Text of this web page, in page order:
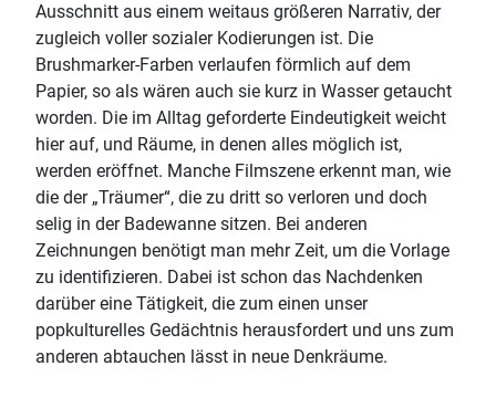
Ausschnitt aus einem weitaus größeren Narrativ, der
zugleich voller sozialer Kodierungen ist. Die
Brushmarker-Farben verlaufen förmlich auf dem
Papier, so als wären auch sie kurz in Wasser getaucht
worden. Die im Alltag geforderte Eindeutigkeit weicht
hier auf, und Räume, in denen alles möglich ist,
werden eröffnet. Manche Filmszene erkennt man, wie
die der „Träumer“, die zu dritt so verloren und doch
selig in der Badewanne sitzen. Bei anderen
Zeichnungen benötigt man mehr Zeit, um die Vorlage
zu identifizieren. Dabei ist schon das Nachdenken
darüber eine Tätigkeit, die zum einen unser
popkulturelles Gedächtnis herausfordert und uns zum
anderen abtauchen lässt in neue Denkräume.